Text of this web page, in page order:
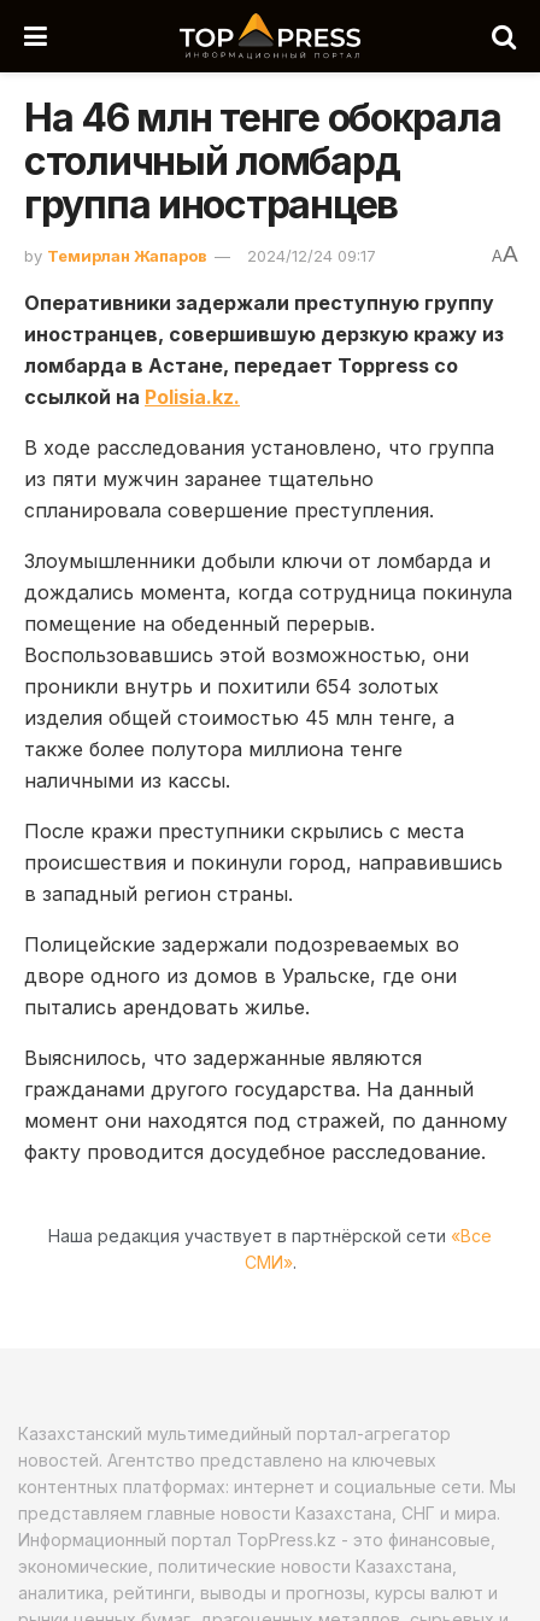
На 46 млн тенге обокрала
столичный ломбард
группа иностранцев
by Темирлан Жапаров 2024/12/24 09:17 AA
Оперативники задержали преступную группу
иностранцев, совершившую дерзкую кражу из
ломбарда в Астане, передает Toppress со
ссылкой на Polisia.kz.
В ходе расследования установлено, что группа
из пяти мужчин заранее тщательно
спланировала совершение преступления.
Злоумышленники добыли ключи от ломбарда и
дождались момента, когда сотрудница покинула
помещение на обеденный перерыв.
Воспользовавшись этой возможностью, они
проникли внутрь и похитили 654 золотых
изделия общей стоимостью 45 млн тенге, а
также более полутора миллиона тенге
наличными из кассы.
После кражи преступники скрылись с места
происшествия и покинули город, направившись
в западный регион страны.
Полицейские задержали подозреваемых во
дворе одного из домов в Уральске, где они
пытались арендовать жилье.
Выяснилось, что задержанные являются
гражданами другого государства. На данный
момент они находятся под стражей, по данному
факту проводится досудебное расследование.
Наша редакция участвует в партнёрской сети «Все
СМИ».
Казахстанский мультимедийный портал-агрегатор
новостей. Агентство представлено на ключевых
контентных платформах: интернет и социальные сети. Мы
представляем главные новости Казахстана, СНГ и мира.
Информационный портал TopPress.kz - это финансовые,
экономические, политические новости Казахстана,
аналитика, рейтинги, выводы и прогнозы, курсы валют и